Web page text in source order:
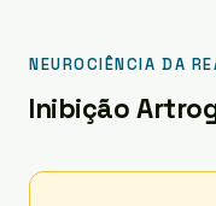
NEUROCIÊNCIA DA
Inibição